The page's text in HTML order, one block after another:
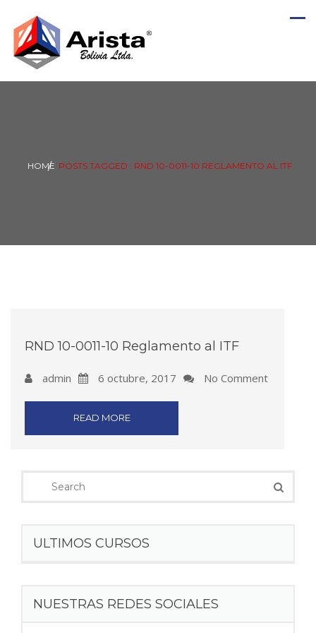
HOME POSTS TAGGED : RND 10-0011-10 REGLAMENTO AL ITF
RND 10-0011-10 Reglamento al ITF
admin 6 octubre, 2017 No Comment
READ MORE
ULTIMOS CURSOS
NUESTRAS REDES SOCIALES